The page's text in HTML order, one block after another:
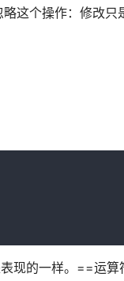
这个操作：修改
现的一样。==运